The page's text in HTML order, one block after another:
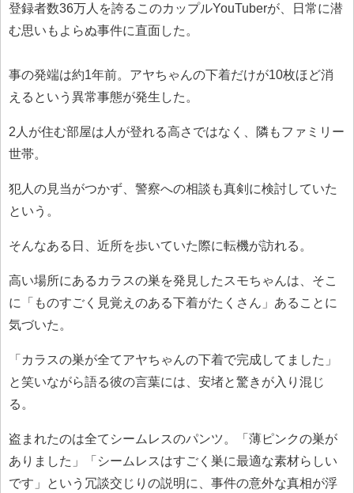
登録者数36万人を誇るこのカップルYouTuberが、日常に潜
む思いもよらぬ事件に直面した。
事の発端は約1年前。アヤちゃんの下着だけが10枚ほど消
えるという異常事態が発生した。
2人が住む部屋は人が登れる高さではなく、隣もファミリー
世帯。
犯人の見当がつかず、警察への相談も真剣に検討していた
という。
そんなある日、近所を歩いていた際に転機が訪れる。
高い場所にあるカラスの巣を発見したスモちゃんは、そこ
に「ものすごく見覚えのある下着がたくさん」あることに
気づいた。
「カラスの巣が全てアヤちゃんの下着で完成してました」
と笑いながら語る彼の言葉には、安堵と驚きが入り混じ
る。
盗まれたのは全てシームレスのパンツ。「薄ピンクの巣が
ありました」「シームレスはすごく巣に最適な素材らしい
です」という冗談交じりの説明に、事件の意外な真相が浮